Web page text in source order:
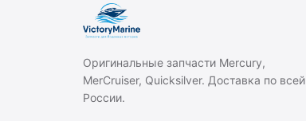
Оригинальные запчасти Mercury,
MerCruiser, Quicksilver. Доставка по всей
России.